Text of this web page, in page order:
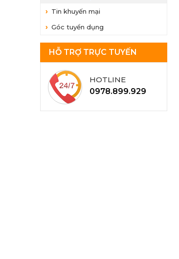
Tin khuyến mại
Góc tuyển dụng
HỖ TRỢ TRỰC TUYẾN
HOTLINE
0978.899.929